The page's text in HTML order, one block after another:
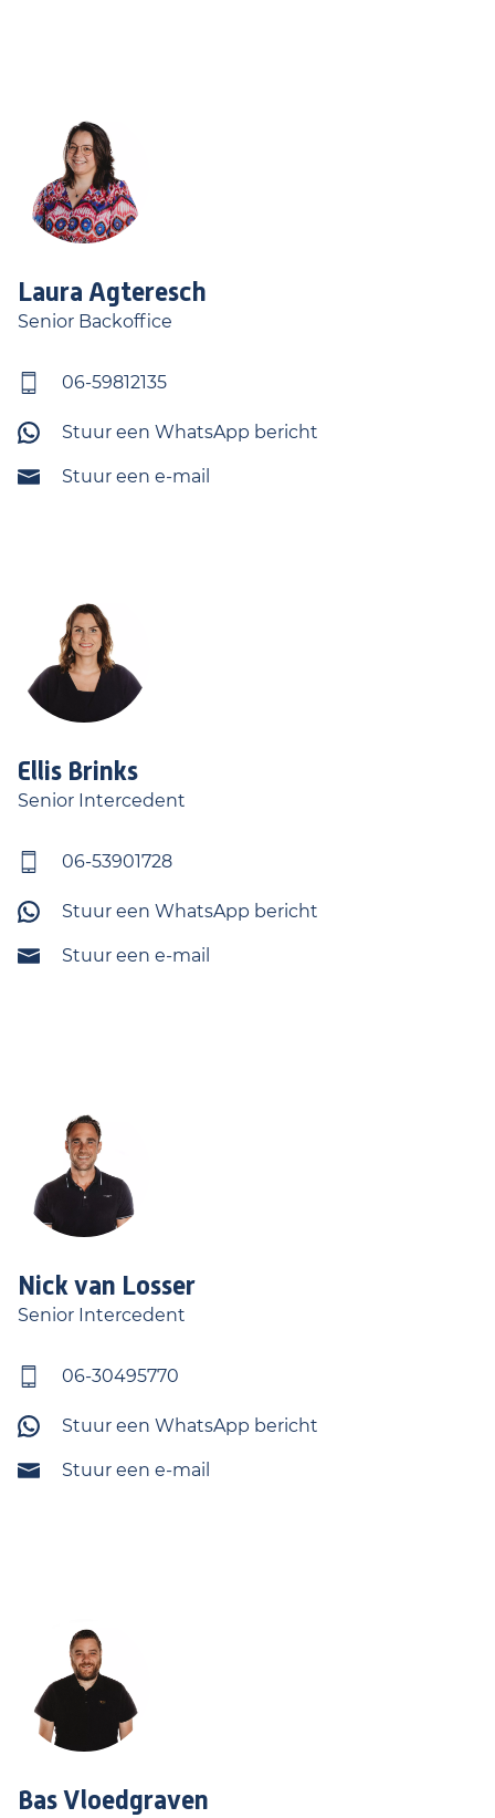
Laura Agteresch
Senior Backoffice
06-59812135
Stuur een WhatsApp bericht
Stuur een e-mail
Ellis Brinks
Senior Intercedent
06-53901728
Stuur een WhatsApp bericht
Stuur een e-mail
Nickvan Losser
Senior Intercedent
06-30495770
Stuur een WhatsApp bericht
Stuur een e-mail
BasVloedgraven